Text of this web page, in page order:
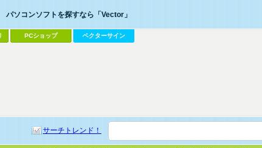
パソコンソフトを探すなら「Vector」
PCショップ ベクターサイン
サーチトレンド！